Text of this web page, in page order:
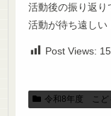
活動後の振り返り
活動が待ち遠しい
Post Views:
令和8年度 こど